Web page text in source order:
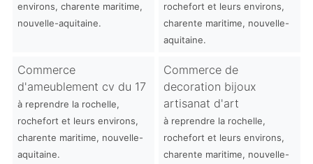
environs, charente maritime,
nouvelle-aquitaine.
rochefort et leurs environs,
charente maritime, nouvelle-
aquitaine.
Commerce
d'ameublement cv du 17
à reprendre la rochelle,
rochefort et leurs environs,
charente maritime, nouvelle-
aquitaine.
Commerce de
decoration bijoux
artisanat d'art
à reprendre la rochelle,
rochefort et leurs environs,
charente maritime, nouvelle-